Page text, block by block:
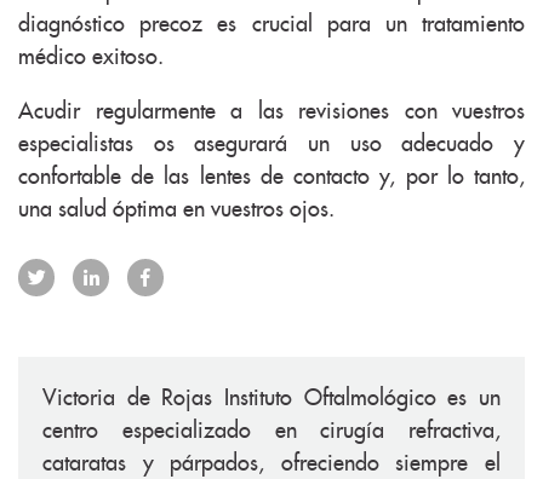
diagnóstico precoz es crucial para un tratamiento
médico exitoso.
Acudir regularmente a las revisiones con vuestros
especialistas os asegurará un uso adecuado y
confortable de las lentes de contacto y, por lo tanto,
una salud óptima en vuestros ojos.
Victoria de Rojas Instituto Oftalmológico es un
centro especializado en cirugía refractiva,
cataratas y párpados, ofreciendo siempre el